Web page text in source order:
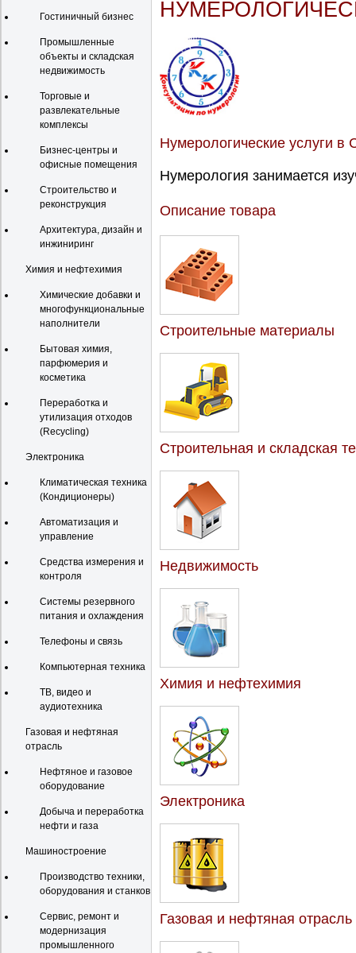
Гостиничный бизнес
Промышленные
объекты и складская
недвижимость
Торговые и
развлекательные
комплексы
Бизнес-центры и
офисные помещения
Строительство и
реконструкция
Архитектура, дизайн и
инжиниринг
Химия и нефтехимия
Химические добавки и
многофункциональные
наполнители
Бытовая химия,
парфюмерия и
косметика
Переработка и
утилизация отходов
(Recycling)
Электроника
Климатическая техника
(Кондиционеры)
Автоматизация и
управление
Средства измерения и
контроля
Системы резервного
питания и охлаждения
Телефоны и связь
Компьютерная техника
ТВ, видео и
аудиотехника
Газовая и нефтяная
отрасль
Нефтяное и газовое
оборудование
Добыча и переработка
нефти и газа
Машиностроение
Производство техники,
оборудования и станков
Сервис, ремонт и
модернизация
промышленного
Нумерологические услуги в
Нумерология занимается
Описание товара
Строительные материалы
Строительная и складская
Недвижимость
Химия и нефтехимия
Электроника
Газовая и нефтяная отрасль